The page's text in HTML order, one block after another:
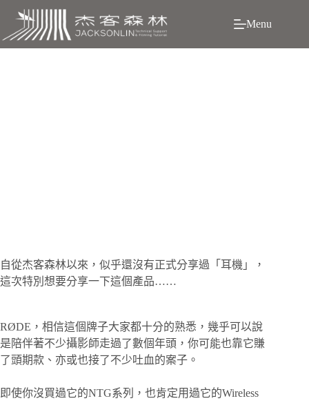
主
Menu
自從杰客森林以來，似乎還沒有正式分享過「耳機」，
這次特別想要分享一下這個產品……
RØDE，相信這個牌子大家都十分的熟悉，幾乎可以說
是陪伴著不少攝影師走過了數個年頭，你可能也靠它賺
了頭期款、亦或也接了不少吐血的案子。
即使你沒買過它的NTG系列，也肯定用過它的Wireless